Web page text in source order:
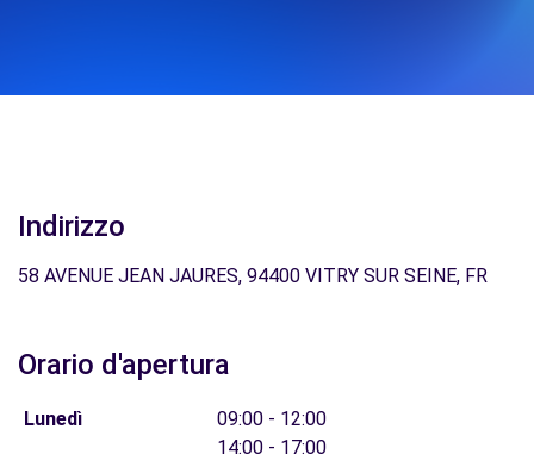
Indirizzo
58 AVENUE JEAN JAURES, 94400 VITRY SUR SEINE, FR
Orario d'apertura
Lunedì
09:00 - 12:00
14:00 - 17:00